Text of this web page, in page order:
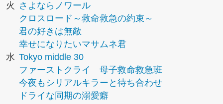
火
さよならノワール
クロスロード～救命救急の約束～
君の好きは無敵
幸せになりたいマサムネ君
水 Tokyo middle 30
ファーストクライ 母子救命救急班
今夜もシリアルキラーと待ち合わせ
ドライな同期の溺愛癖